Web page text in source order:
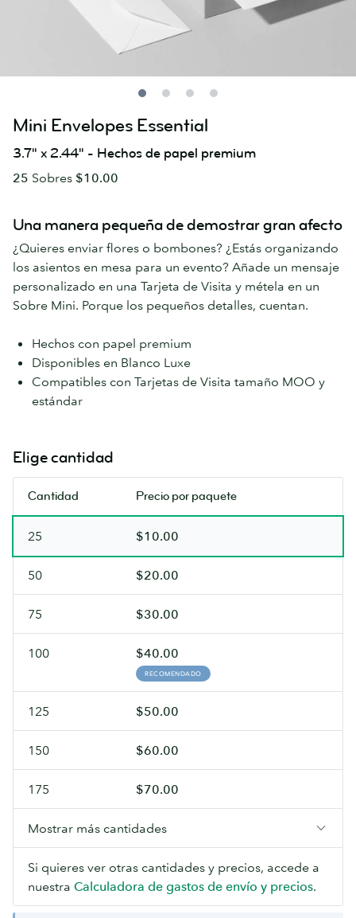
Mini Envelopes Essential
3.7" x 2.44" - Hechos de papel premium
25 Sobres $10.00
Una manera pequeña de demostrar gran afecto
¿Quieres enviar flores o bombones? ¿Estás organizando
los asientos en mesa para un evento? Añade un mensaje
personalizado en una Tarjeta de Visita y métela en un
Sobre Mini. Porque los pequeños detalles, cuentan.
Hechos con papel premium
Disponibles en Blanco Luxe
Compatibles con Tarjetas de Visita tamaño MOO y
estándar
Elige cantidad
Cantidad Precio por paquete
25 $10.00
50 $20.00
75 $30.00
100 $40.00
RECOMENDADO
125 $50.00
150 $60.00
175 $70.00
Mostrar más cantidades
Si quieres ver otras cantidades y precios, accede a
nuestra Calculadora de gastos de envío y precios.